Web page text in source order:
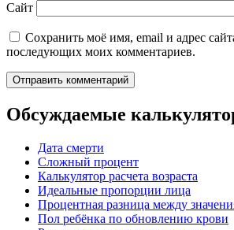
Сайт
Сохранить моё имя, email и адрес
последующих моих комментариев.
Обсуждаемые
Дата смерти
Сложный процент
Калькулятор расчета возраста
Идеальные пропорции лица
Процентная разница между
Пол ребёнка по обновлению крови